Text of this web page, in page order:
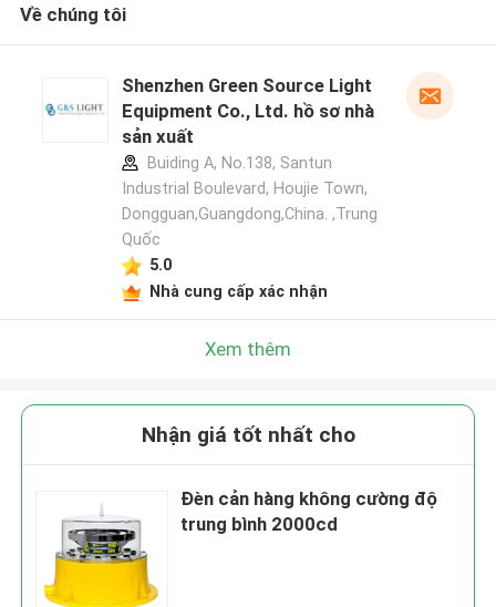
Về chúng tôi
Shenzhen Green Source Light
Equipment Co., Ltd. hồ sơ nhà
sản xuất
Buiding A, No.138, Santun
Industrial Boulevard, Houjie Town,
Dongguan,Guangdong,China. ,Trung
Quốc
5.0
Nhà cung cấp xác nhận
Xem thêm
Nhận giá tốt nhất cho
Đèn cản hàng không cường độ
trung bình 2000cd